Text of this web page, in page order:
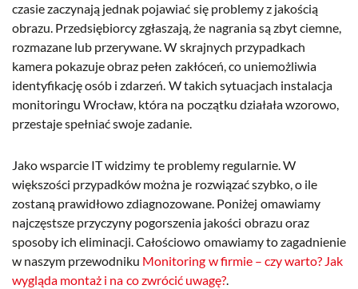
czasie zaczynają jednak pojawiać się problemy z jakością
obrazu. Przedsiębiorcy zgłaszają, że nagrania są zbyt ciemne,
rozmazane lub przerywane. W skrajnych przypadkach
kamera pokazuje obraz pełen zakłóceń, co uniemożliwia
identyfikację osób i zdarzeń. W takich sytuacjach instalacja
monitoringu Wrocław, która na początku działała wzorowo,
przestaje spełniać swoje zadanie.
Jako wsparcie IT widzimy te problemy regularnie. W
większości przypadków można je rozwiązać szybko, o ile
zostaną prawidłowo zdiagnozowane. Poniżej omawiamy
najczęstsze przyczyny pogorszenia jakości obrazu oraz
sposoby ich eliminacji. Całościowo omawiamy to zagadnienie
w naszym przewodniku Monitoring w firmie – czy warto? Jak
wygląda montaż i na co zwrócić uwagę?.